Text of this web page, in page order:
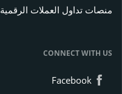
منصات تداول العملات الرقمية
CONNECT WITH US
Facebook